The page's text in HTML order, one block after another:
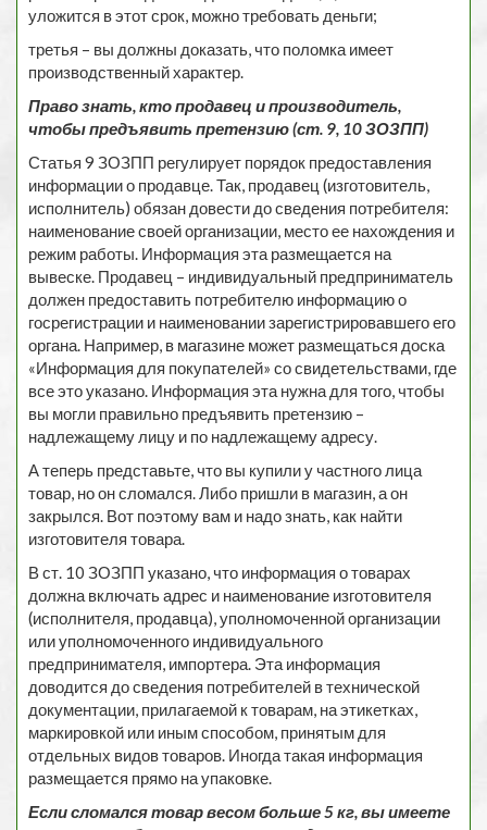
уложится в этот срок, можно требовать деньги;
третья – вы должны доказать, что поломка имеет
производственный характер.
Право знать, кто продавец и производитель,
чтобы предъявить претензию (ст. 9, 10 ЗОЗПП)
Статья 9 ЗОЗПП регулирует порядок предоставления
информации о продавце. Так, продавец (изготовитель,
исполнитель) обязан довести до сведения потребителя:
наименование своей организации, место ее нахождения и
режим работы. Информация эта размещается на
вывеске. Продавец – индивидуальный предприниматель
должен предоставить потребителю информацию о
госрегистрации и наименовании зарегистрировавшего его
органа. Например, в магазине может размещаться доска
«Информация для покупателей» со свидетельствами, где
все это указано. Информация эта нужна для того, чтобы
вы могли правильно предъявить претензию –
надлежащему лицу и по надлежащему адресу.
А теперь представьте, что вы купили у частного лица
товар, но он сломался. Либо пришли в магазин, а он
закрылся. Вот поэтому вам и надо знать, как найти
изготовителя товара.
В ст. 10 ЗОЗПП указано, что информация о товарах
должна включать адрес и наименование изготовителя
(исполнителя, продавца), уполномоченной организации
или уполномоченного индивидуального
предпринимателя, импортера. Эта информация
доводится до сведения потребителей в технической
документации, прилагаемой к товарам, на этикетках,
маркировкой или иным способом, принятым для
отдельных видов товаров. Иногда такая информация
размещается прямо на упаковке.
Если сломался товар весом больше 5 кг, вы имеете